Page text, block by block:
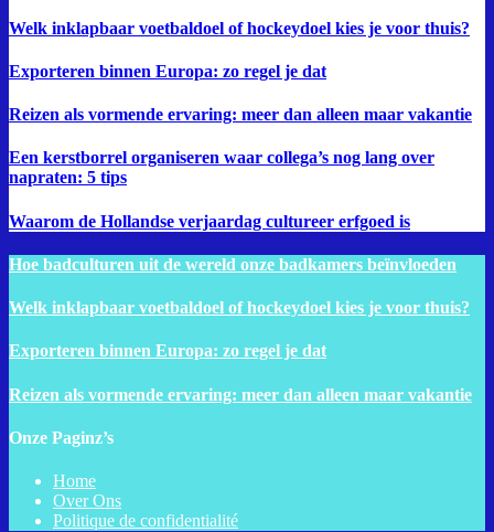
Welk inklapbaar voetbaldoel of hockeydoel kies je voor thuis?
Exporteren binnen Europa: zo regel je dat
Reizen als vormende ervaring: meer dan alleen maar vakantie
Een kerstborrel organiseren waar collega’s nog lang over
napraten: 5 tips
Waarom de Hollandse verjaardag cultureer erfgoed is
Hoe badculturen uit de wereld onze badkamers beïnvloeden
Welk inklapbaar voetbaldoel of hockeydoel kies je voor thuis?
Exporteren binnen Europa: zo regel je dat
Reizen als vormende ervaring: meer dan alleen maar vakantie
Onze Paginz’s
Home
Over Ons
Politique de confidentialité